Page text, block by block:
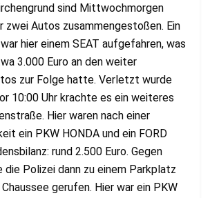
sind Mittwochmorgen
zwei Autos zusammengestoßen. Ein
hier einem SEAT aufgefahren, was
3.000 Euro an den weiter
zur Folge hatte. Verletzt wurde
10:00 Uhr krachte es ein weiteres
Hier waren nach einer
ein PKW HONDA und ein FORD
rund 2.500 Euro. Gegen
die Polizei dann zu einem Parkplatz
gerufen. Hier war ein PKW